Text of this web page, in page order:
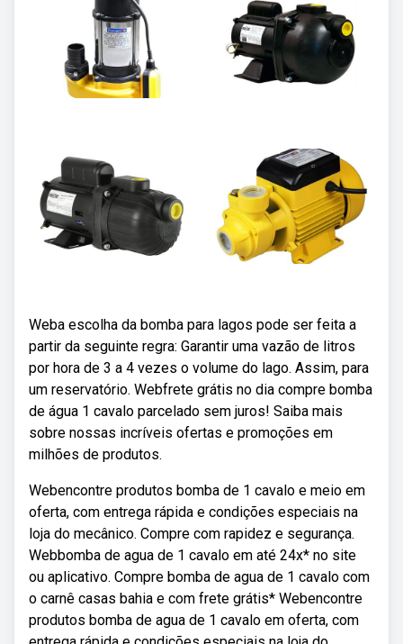
Weba escolha da bomba para lagos pode ser feita a
partir da seguinte regra: Garantir uma vazão de litros
por hora de 3 a 4 vezes o volume do lago. Assim, para
um reservatório. Webfrete grátis no dia compre bomba
de água 1 cavalo parcelado sem juros! Saiba mais
sobre nossas incríveis ofertas e promoções em
milhões de produtos.
Webencontre produtos bomba de 1 cavalo e meio em
oferta, com entrega rápida e condições especiais na
loja do mecânico. Compre com rapidez e segurança.
Webbomba de agua de 1 cavalo em até 24x* no site
ou aplicativo. Compre bomba de agua de 1 cavalo com
o carnê casas bahia e com frete grátis* Webencontre
produtos bomba de agua de 1 cavalo em oferta, com